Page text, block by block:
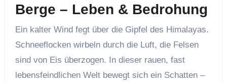
Berge – Leben & Bedrohung
Ein kalter Wind fegt über die Gipfel des Himalayas.
Schneeflocken wirbeln durch die Luft, die Felsen
sind von Eis überzogen. In dieser rauen, fast
lebensfeindlichen Welt bewegt sich ein Schatten –